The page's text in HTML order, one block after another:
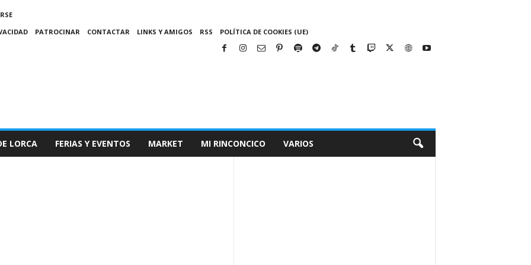
PATROCINAR CONTACTAR LINKS Y AMIGOS RSS POLÍTICA DE COOKIES (UE)
LORCA FERIAS Y EVENTOS MARKET MI RINCONCICO VARIOS